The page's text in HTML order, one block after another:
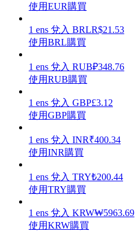
增值寶
使您的資產穩定增值
機槍池
一鍵質押鎖定高收益
使用EUR購買
1 ens 兌入 BRLR$21.53
使用BRL購買
1 ens 兌入 RUB₽348.76
使用RUB購買
1 ens 兌入 GBP£3.12
使用GBP購買
1 ens 兌入 INR₹400.34
使用INR購買
1 ens 兌入 TRY₺200.44
使用TRY購買
1 ens 兌入 KRW₩5963.69
使用KRW購買